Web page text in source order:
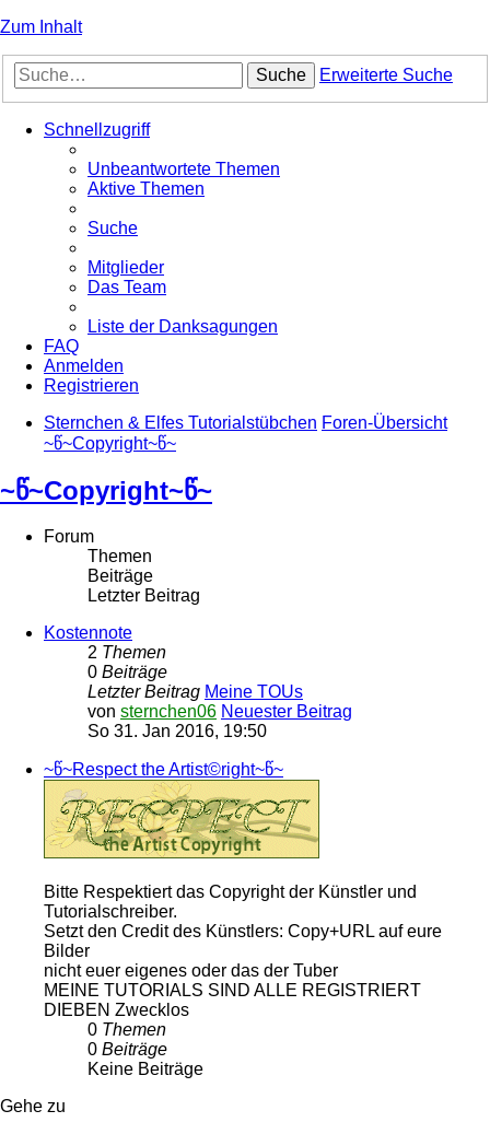
Zum Inhalt
Suche Erweiterte Suche
Schnellzugriff
Unbeantwortete Themen
Aktive Themen
Suche
Mitglieder
Das Team
Liste der Danksagungen
FAQ
Anmelden
Registrieren
Sternchen & Elfes Tutorialstübchen Foren-Übersicht
~წ~Copyright~წ~
~წ~Copyright~წ~
Forum
Themen
Beiträge
Letzter Beitrag
Kostennote
2 Themen
0 Beiträge
Letzter Beitrag Meine TOUs
von sternchen06 Neuester Beitrag
So 31. Jan 2016, 19:50
~წ~Respect the Artist©right~წ~
Bitte Respektiert das Copyright der Künstler und
Tutorialschreiber.
Setzt den Credit des Künstlers: Copy+URL auf eure
Bilder
nicht euer eigenes oder das der Tuber
MEINE TUTORIALS SIND ALLE REGISTRIERT
DIEBEN Zwecklos
0 Themen
0 Beiträge
Keine Beiträge
Gehe zu